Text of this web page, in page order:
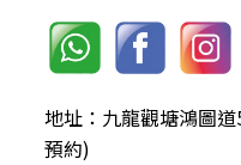
地址：九龍觀塘鴻圖
預約)